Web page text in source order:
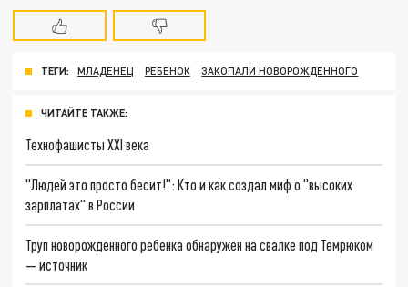
ТЕГИ: МЛАДЕНЕЦ РЕБЕНОК ЗАКОПАЛИ НОВОРОЖДЕННОГО
ЧИТАЙТЕ ТАКЖЕ:
Технофашисты XXI века
"Людей это просто бесит!": Кто и как создал миф о "высоких
зарплатах" в России
Труп новорожденного ребенка обнаружен на свалке под Темрюком
— источник